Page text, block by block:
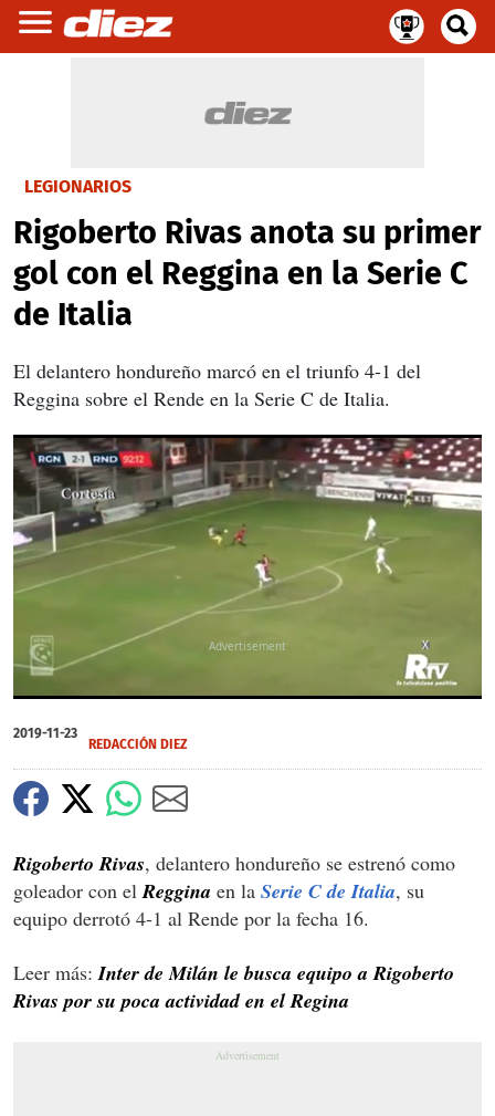
LEGIONARIOS
Rigoberto Rivas anota su primer
gol con el Reggina en la Serie C
de Italia
El delantero hondureño marcó en el triunfo 4-1 del
Reggina sobre el Rende en la Serie C de Italia.
seconds
of
seconds
X
2019-11-23
REDACCIÓN DIEZ
Rigoberto Rivas, delantero hondureño se estrenó como
goleador con el Reggina en la Serie C de Italia, su
equipo derrotó 4-1 al Rende por la fecha 16.
Leer más: Inter de Milán le busca equipo a Rigoberto
Rivas por su poca actividad en el Regina